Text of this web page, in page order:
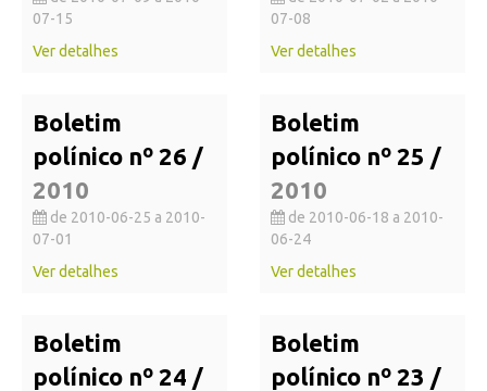
07-15
Ver detalhes
07-08
Ver detalhes
Boletim
polínico nº 26 /
2010
de 2010-06-25 a 2010-
07-01
Ver detalhes
Boletim
polínico nº 25 /
2010
de 2010-06-18 a 2010-
06-24
Ver detalhes
Boletim
polínico nº 24 /
Boletim
polínico nº 23 /